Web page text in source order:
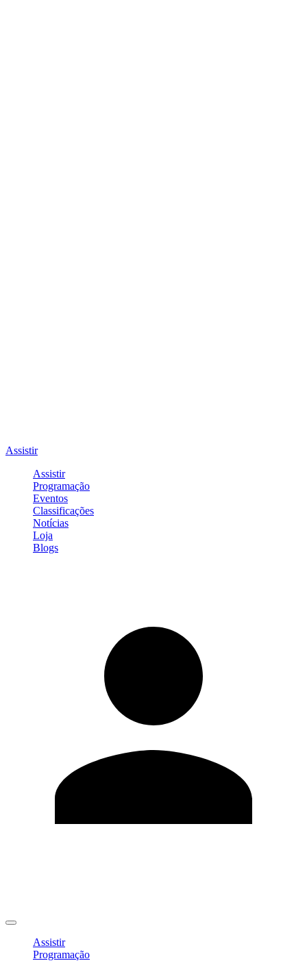
Assistir
Assistir
Programação
Eventos
Classificações
Notícias
Loja
Blogs
Assistir
Programação